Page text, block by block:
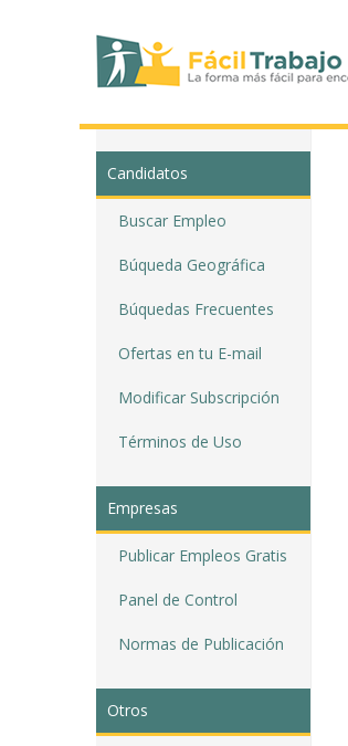
Candidatos
Buscar Empleo
Búqueda Geográfica
Búquedas Frecuentes
Ofertas en tu E-mail
Modificar Subscripción
Términos de Uso
Empresas
Publicar Empleos Gratis
Panel de Control
Normas de Publicación
Otros